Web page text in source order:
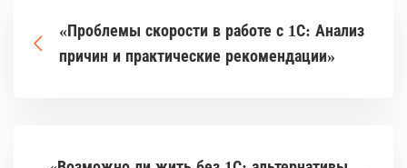
«Проблемы скорости в работе с 1С: Анализ
причин и практические рекомендации»